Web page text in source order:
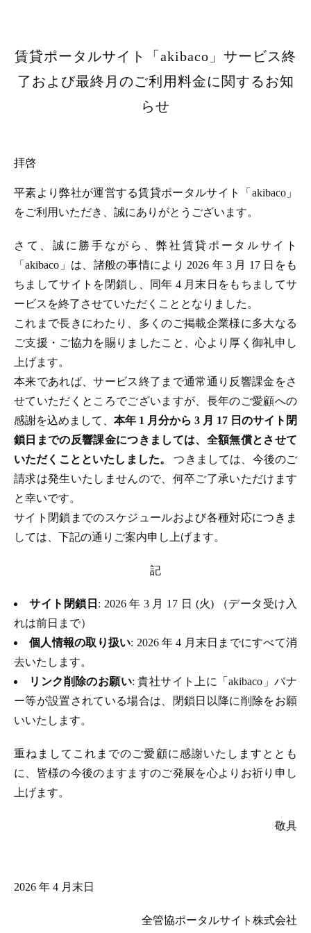
賃貸ポータルサイト「akibaco」サービス終
了および最終月のご利用料金に関するお知
らせ
拝啓
平素より弊社が運営する賃貸ポータルサイト「akibaco」
をご利用いただき、誠にありがとうございます。
さて、誠に勝手ながら、弊社賃貸ポータルサイト
「akibaco」は、諸般の事情により 2026 年 3 月 17 日をも
ちましてサイトを閉鎖し、同年 4 月末日をもちましてサ
ービスを終了させていただくこととなりました。
これまで長きにわたり、多くのご掲載企業様に多大なる
ご支援・ご協力を賜りましたこと、心より厚く御礼申し
上げます。
本来であれば、サービス終了まで通常通り反響課金をさ
せていただくところでございますが、長年のご愛顧への
感謝を込めまして、 本年 1 月分から 3 月 17 日のサイト閉
鎖日までの反響課金につきましては、全額無償とさせて
いただくことといたしました。つきましては、今後のご
請求は発生いたしませんので、何卒ご了承いただけます
と幸いです。
サイト閉鎖までのスケジュールおよび各種対応につきま
しては、下記の通りご案内申し上げます。
記
サイト閉鎖日 : 2026 年 3 月 17 日 (火) （データ受け入
れは前日まで）
個人情報の取り扱い: 2026 年 4 月末日までにすべて消
去いたします。
リンク削除のお願い: 貴社サイト上に「akibaco」バナ
ー等が設置されている場合は、閉鎖日以降に削除をお願
いいたします。
重ねましてこれまでのご愛顧に感謝いたしますととも
に、皆様の今後のますますのご発展を心よりお祈り申し
上げます。
敬具
2026 年 4 月末日
全管協ポータルサイト株式会社